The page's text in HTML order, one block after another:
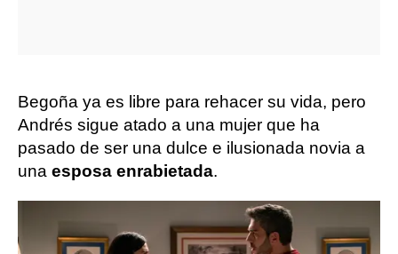
Begoña ya es libre para rehacer su vida, pero
Andrés sigue atado a una mujer que ha
pasado de ser una dulce e ilusionada novia a
una esposa enrabietada.